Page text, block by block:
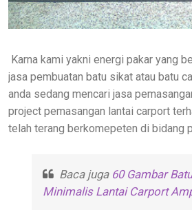
Karna kami yakni energi pakar yang
jasa pembuatan batu sikat atau batu
anda sedang mencari jasa
project pemasangan lantai carport
telah terang berkomepeten di bidang
Baca juga 60 Gambar
Minimalis Lantai Carport